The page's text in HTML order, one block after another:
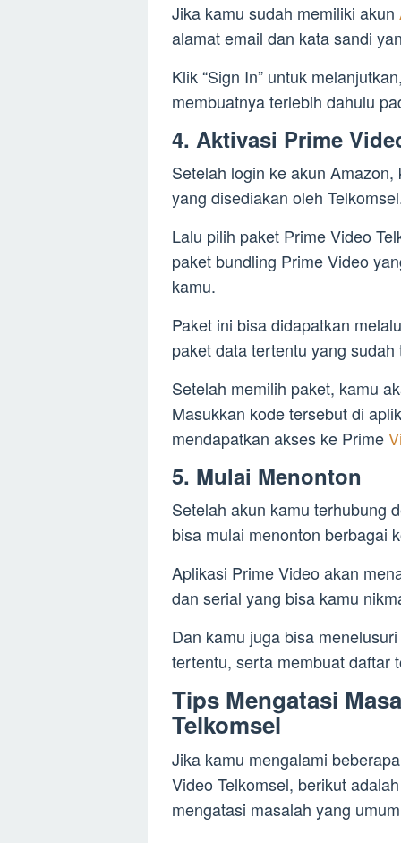
Jika kamu sudah memiliki akun
alamat email dan kata sandi
Klik “Sign In” untuk
membuatnya terlebih dahulu
4. Aktivasi Prime
Setelah login ke akun
yang disediakan oleh
Lalu pilih paket Prime Video
paket bundling Prime Video
kamu.
Paket ini bisa didapatkan
paket data tertentu yang
Setelah memilih paket, kamu
Masukkan kode tersebut di
mendapatkan akses ke Prime
5. Mulai Menonton
Setelah akun kamu terhubung
bisa mulai menonton berbagai
Aplikasi Prime Video akan
dan serial yang bisa kamu
Dan kamu juga bisa
tertentu, serta membuat daftar
Tips Mengatasi
Telkomsel
Jika kamu mengalami
Video Telkomsel, berikut
mengatasi masalah yang